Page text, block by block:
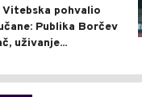
Vitebska pohvalio
Publika Borčev
uživanje...